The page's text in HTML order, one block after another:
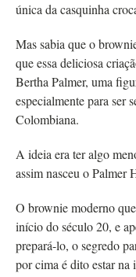
única da casquinha
Mas sabia que o
que essa deliciosa
Bertha Palmer, uma
especialmente para ser
Colombiana.
A ideia era ter algo
assim nasceu o Palmer
O brownie moderno
início do século 20, e
prepará-lo, o segredo
por cima é dito estar na